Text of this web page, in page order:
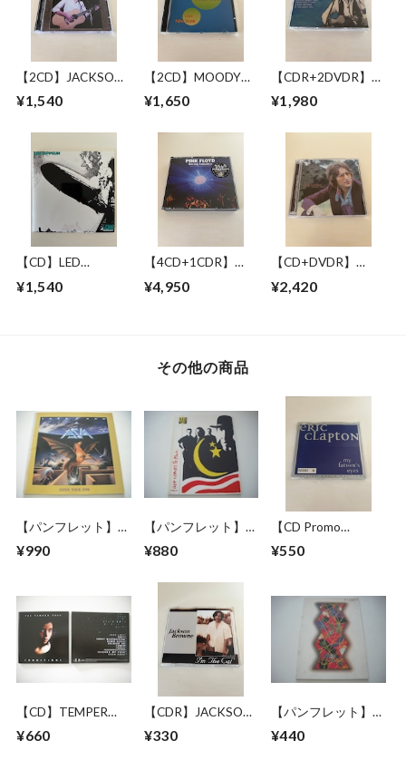
【2CD】JACKSON
BROWNE / LONG
BEACH 1978 MIKE
CASSETTES
¥1,540
【2CD】MOODY
BLUES WITH
SYMPHONY
JUNE 1993
¥1,650
【CDR+2DVDR】
JACKSON BROWNE
/ GREAT
¥1,980
【CD】LED
ZEPPELIN
¥1,540
【4CD+1CDR】
RAVING LUNATICS
¥4,950
【CD+DVDR】
COLLECTION
¥2,420
その他の商品
【パンフレット】
ASIA / 1990 JAPAN
TOUR
¥990
【パンフレット】
U2 / LOVE COMES
TO TOWN TOUR
¥880
【CD Promo
Single】ERIC
CLAPTON / MY
¥550
【CD】TEMPER
TRAP /
CONDITIONS
¥660
【CDR】JACKSON
BROWNE / I'M THE
CAT
¥330
【パンフレット】喜
多郎 / THESE 10
YEARS TOUR
¥440